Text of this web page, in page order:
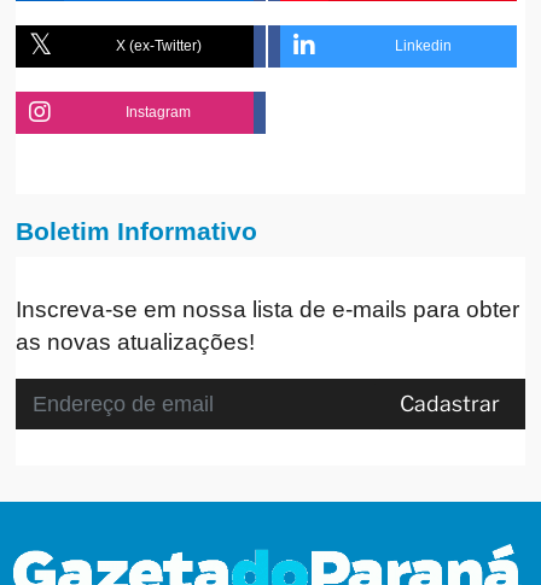
X (ex-Twitter) Linkedin
Instagram
Boletim Informativo
Inscreva-se em nossa lista de e-mails para obter
as novas atualizações!
Cadastrar